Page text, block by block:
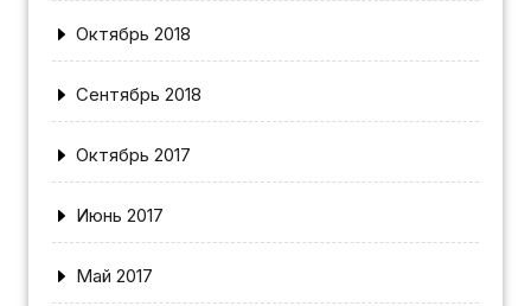
Октябрь 2018
Сентябрь 2018
Октябрь 2017
Июнь 2017
Май 2017